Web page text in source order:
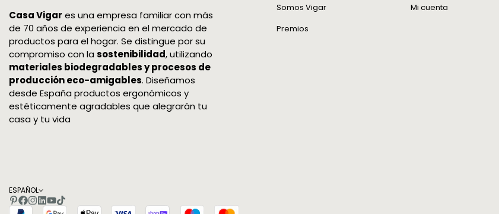
Casa Vigar es una empresa familiar con más
de 70 años de experiencia en el mercado de
productos para el hogar. Se distingue por su
compromiso con la sostenibilidad, utilizando
materiales biodegradables y procesos de
producción eco-amigables. Diseñamos
desde España productos ergonómicos y
estéticamente agradables que alegrarán tu
casa y tu vida
Somos Vigar
Premios
Mi cuenta
ESPAÑOL